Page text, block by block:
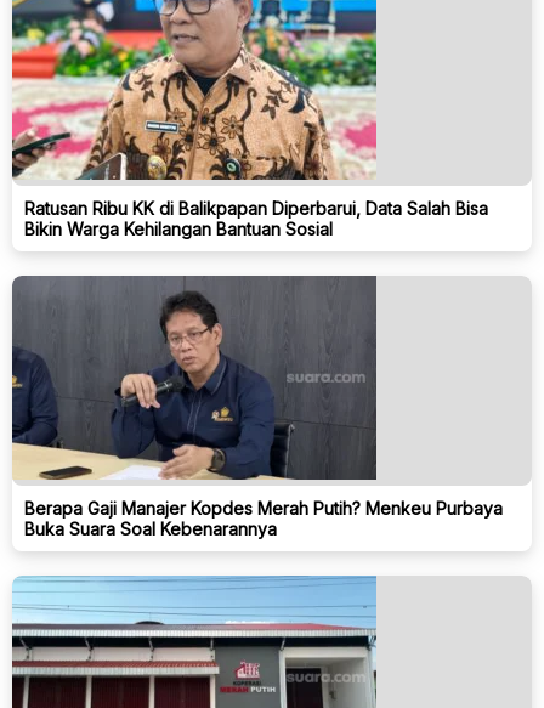
Ratusan Ribu KK di Balikpapan Diperbarui, Data Salah Bisa
Bikin Warga Kehilangan Bantuan Sosial
Berapa Gaji Manajer Kopdes Merah Putih? Menkeu Purbaya
Buka Suara Soal Kebenarannya